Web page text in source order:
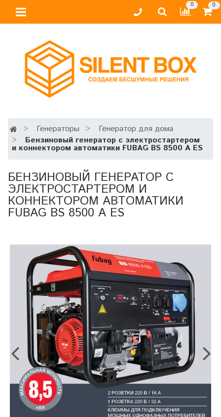
0 0
Генераторы
Генератор для дома
Бензиновый генератор с электростартером
и коннектором автоматики FUBAG BS 8500 A ES
БЕНЗИНОВЫЙ ГЕНЕРАТОР С
ЭЛЕКТРОСТАРТЕРОМ И
КОННЕКТОРОМ АВТОМАТИКИ
FUBAG BS 8500 A ES